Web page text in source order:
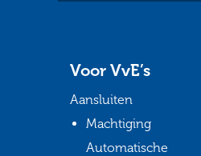
Voor VvE’s
Aansluiten
Machtiging
Automatische